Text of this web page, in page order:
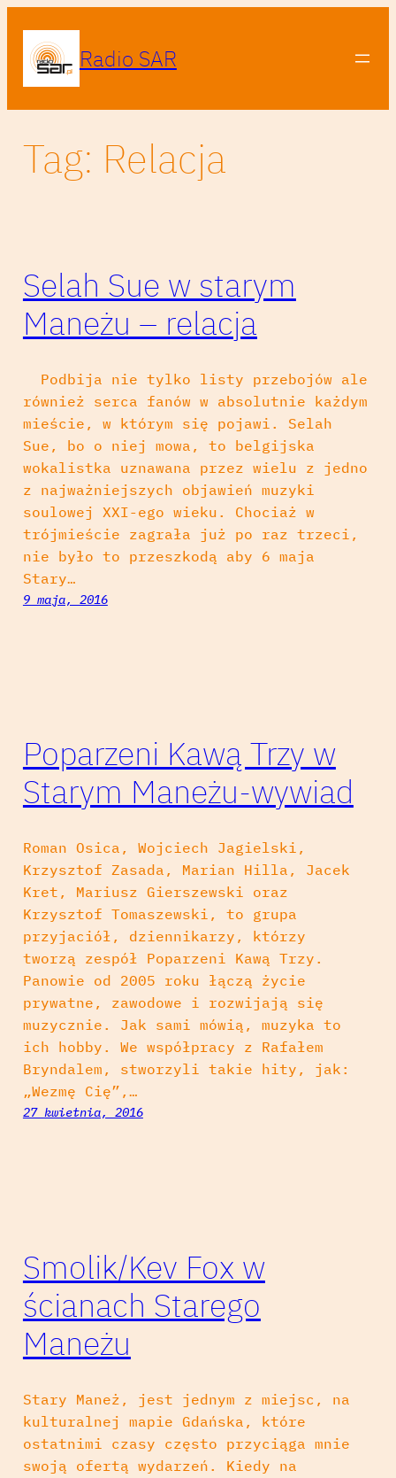
treści
Radio SAR
Tag: Relacja
Selah Sue w starym
Maneżu – relacja
Podbija nie tylko listy przebojów ale
również serca fanów w absolutnie każdym
mieście, w którym się pojawi. Selah
Sue, bo o niej mowa, to belgijska
wokalistka uznawana przez wielu z jedno
z najważniejszych objawień muzyki
soulowej XXI-ego wieku. Chociaż w
trójmieście zagrała już po raz trzeci,
nie było to przeszkodą aby 6 maja
Stary…
9 maja, 2016
Poparzeni Kawą Trzy w
Starym Maneżu-wywiad
Roman Osica, Wojciech Jagielski,
Krzysztof Zasada, Marian Hilla, Jacek
Kret, Mariusz Gierszewski oraz
Krzysztof Tomaszewski, to grupa
przyjaciół, dziennikarzy, którzy
tworzą zespół Poparzeni Kawą Trzy.
Panowie od 2005 roku łączą życie
prywatne, zawodowe i rozwijają się
muzycznie. Jak sami mówią, muzyka to
ich hobby. We współpracy z Rafałem
Bryndalem, stworzyli takie hity, jak:
„Wezmę Cię”,…
27 kwietnia, 2016
Smolik/Kev Fox w
ścianach Starego
Maneżu
Stary Maneż, jest jednym z miejsc, na
kulturalnej mapie Gdańska, które
ostatnimi czasy często przyciąga mnie
swoją ofertą wydarzeń. Kiedy na